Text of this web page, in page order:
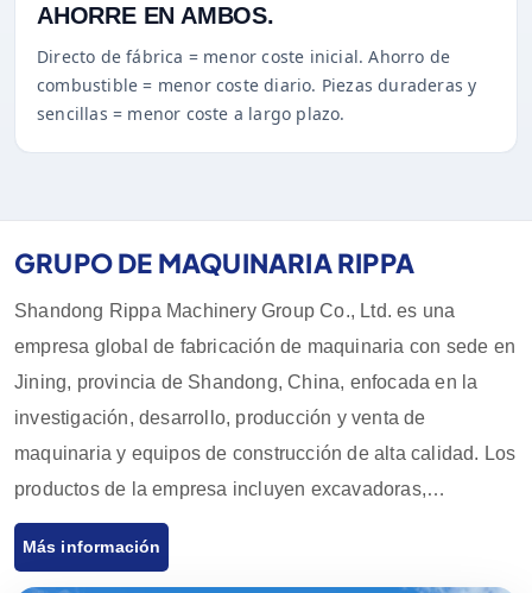
AHORRE EN AMBOS.
Directo de fábrica = menor coste inicial. Ahorro de
combustible = menor coste diario. Piezas duraderas y
sencillas = menor coste a largo plazo.
GRUPO DE MAQUINARIA RIPPA
Shandong Rippa Machinery Group Co., Ltd. es una
empresa global de fabricación de maquinaria con sede en
Jining, provincia de Shandong, China, enfocada en la
investigación, desarrollo, producción y venta de
maquinaria y equipos de construcción de alta calidad. Los
productos de la empresa incluyen excavadoras,
cargadores, carretillas elevadoras, cargadores
Más información